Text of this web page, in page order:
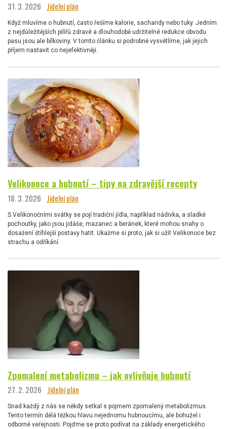
31. 3. 2026 Jídelní plán
Když mluvíme o hubnutí, často řešíme kalorie, sacharidy nebo tuky. Jedním
z nejdůležitějších pilířů zdravé a dlouhodobě udržitelné redukce obvodu
pasu jsou ale bílkoviny. V tomto článku si podrobně vysvětlíme, jak jejich
příjem nastavit co nejefektivněji.
Velikonoce a hubnutí – tipy na zdravější recepty
18. 3. 2026 Jídelní plán
S Velikonočními svátky se pojí tradiční jídla, například nádivka, a sladké
pochoutky, jako jsou jidáše, mazanec a beránek, které mohou snahy o
dosažení štíhlejší postavy hatit. Ukažme si proto, jak si užít Velikonoce bez
strachu a odříkání.
Zpomalení metabolizmu – jak ovlivňuje hubnutí
27. 2. 2026 Jídelní plán
Snad každý z nás se někdy setkal s pojmem zpomalený metabolizmus.
Tento termín dělá těžkou hlavu nejednomu hubnoucímu, ale bohužel i
odborné veřejnosti. Pojďme se proto podívat na základy energetického